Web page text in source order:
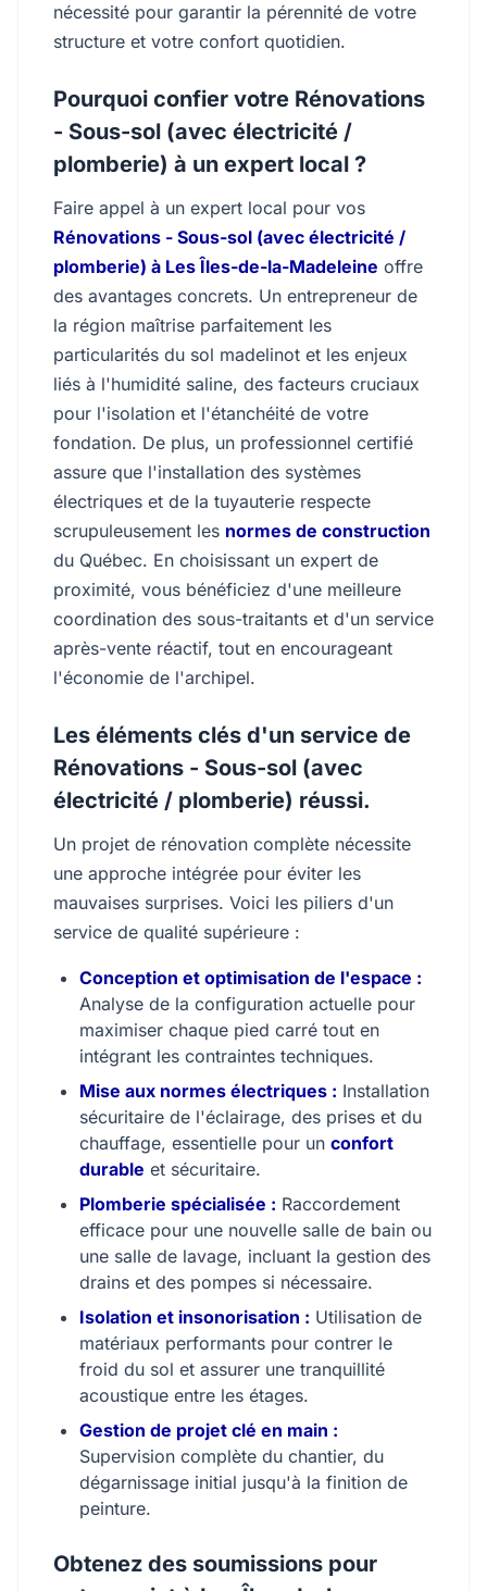
nécessité pour garantir la pérennité de votre
structure et votre confort quotidien.
Pourquoi confier votre Rénovations
- Sous-sol (avec électricité /
plomberie) à un expert local ?
Faire appel à un expert local pour vos
Rénovations - Sous-sol (avec électricité /
plomberie) à Les Îles-de-la-Madeleine offre
des avantages concrets. Un entrepreneur de
la région maîtrise parfaitement les
particularités du sol madelinot et les enjeux
liés à l'humidité saline, des facteurs cruciaux
pour l'isolation et l'étanchéité de votre
fondation. De plus, un professionnel certifié
assure que l'installation des systèmes
électriques et de la tuyauterie respecte
scrupuleusement les normes de construction
du Québec. En choisissant un expert de
proximité, vous bénéficiez d'une meilleure
coordination des sous-traitants et d'un service
après-vente réactif, tout en encourageant
l'économie de l'archipel.
Les éléments clés d'un service de
Rénovations - Sous-sol (avec
électricité / plomberie) réussi.
Un projet de rénovation complète nécessite
une approche intégrée pour éviter les
mauvaises surprises. Voici les piliers d'un
service de qualité supérieure :
Conception et optimisation de l'espace :
Analyse de la configuration actuelle pour
maximiser chaque pied carré tout en
intégrant les contraintes techniques.
Mise aux normes électriques : Installation
sécuritaire de l'éclairage, des prises et du
chauffage, essentielle pour un confort
durable et sécuritaire.
Plomberie spécialisée : Raccordement
efficace pour une nouvelle salle de bain ou
une salle de lavage, incluant la gestion des
drains et des pompes si nécessaire.
Isolation et insonorisation : Utilisation de
matériaux performants pour contrer le
froid du sol et assurer une tranquillité
acoustique entre les étages.
Gestion de projet clé en main :
Supervision complète du chantier, du
dégarnissage initial jusqu'à la finition de
peinture.
Obtenez des soumissions pour